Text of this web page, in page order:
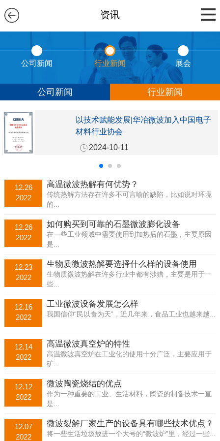
资讯
公司新闻 行业新闻 展会
公司新闻 行业新闻
以技术赋能发展|华冶微波加入中国电子
材料行业协会
2024-10-11
12.26
2022
高温微波热解有何优势？
传统热解方法存在许多不可言喻的缺陷，比如说对环境
的...
12.26
2022
如何购买到可靠的石墨微波膨化设备
在一些工业领域中需要使用到加热后的石墨，主要原因
是...
12.23
2022
生物质微波热解要选择什么样的设备使用
生物质微波热解在许多行业中都有涉猎，主要是用于一
些...
12.16
2022
工业微波设备发展怎么样
我国信仰“民以食为天”，近几年来，食品工业也越来越...
12.14
2022
高温微波真空炉的特性
高温微波真空炉在工业化的使用十分广泛，主要应用于
矿...
12.12
2022
微波陶瓷烧结的优点
作为一种重要的工业、生活材料，陶瓷的制备技术一直
是...
12.07
2022
微波裂解厂家生产的设备具有哪些技术优点？
将一些生活垃圾放进一个大号的“微波炉”里，经过一些...